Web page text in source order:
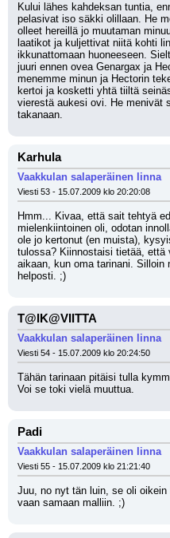
Kului lähes kahdeksan tuntia,
pelasivat iso säkki olillaan. He
olleet hereillä jo muutaman
laatikot ja kuljettivat niitä kohti
ikkunattomaan huoneeseen.
juuri ennen ovea Genargax ja
menemme minun ja Hectorin
kertoi ja kosketti yhtä tiiltä
vierestä aukesi ovi. He menivät
takanaan.
Karhula
Vaakkulan salaperäinen linna
Viesti 53 - 15.07.2009 klo 20:20:08
Hmm... Kivaa, että sait tehtyä
mielenkiintoinen oli, odotan
ole jo kertonut (en muista),
tulossa? Kiinnostaisi tietää, että
aikaan, kun oma tarinani.
helposti. ;)
T@IK@VIITTA
Vaakkulan salaperäinen linna
Viesti 54 - 15.07.2009 klo 20:24:50
Tähän tarinaan pitäisi tulla
Voi se toki vielä muuttua.
Padi
Vaakkulan salaperäinen linna
Viesti 55 - 15.07.2009 klo 21:21:40
Juu, no nyt tän luin, se oli
vaan samaan malliin. ;)